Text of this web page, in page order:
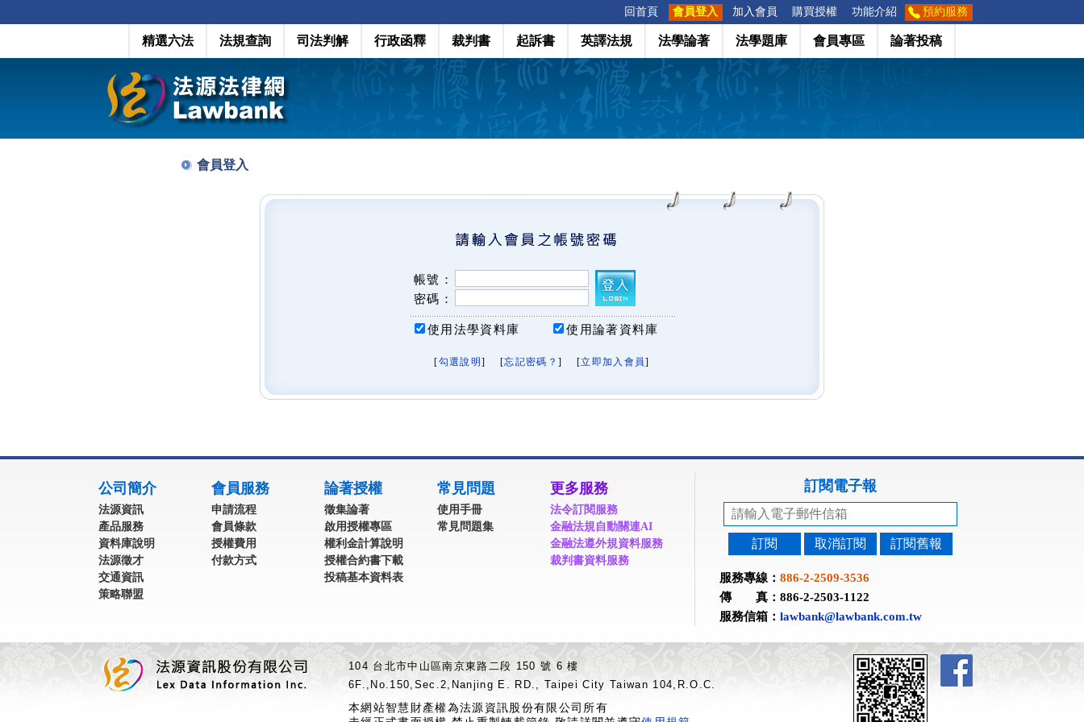
回首頁 會員登入 加入會員 購買授權 功能介紹 預約服務
精選六法 法規查詢 司法判解 行政函釋 裁判書 起訴書 英譯法規 法學論著 法學題庫 會員專區 論著投稿
會員登入
帳號：
密碼：
使用法學資料庫 使用論著資料庫
[勾選說明 ] [忘記密碼？ ] [立即加入會員]
公司簡介
法源資訊
產品服務
資料庫說明
法源徵才
交通資訊
策略聯盟
會員服務
申請流程
會員條款
授權費用
付款方式
論著授權
徵集論著
啟用授權專區
權利金計算說明
授權合約書下載
投稿基本資料表
常見問題
使用手冊
常見問題集
更多服務
法令訂閱服務
金融法規自動關連AI
金融法遵外規資料服務
裁判書資料服務
訂閱電子報
訂閱 取消訂閱 訂閱舊報
服務專線： 886-2-2509-3536
傳 真：886-2-2503-1122
服務信箱： lawbank@lawbank.com.tw
104 台北市中山區南京東路二段 150 號 6 樓
6F.,No.150,Sec.2,Nanjing E. RD., Taipei City Taiwan 104,R.O.C.
本網站智慧財產權為法源資訊股份有限公司所有